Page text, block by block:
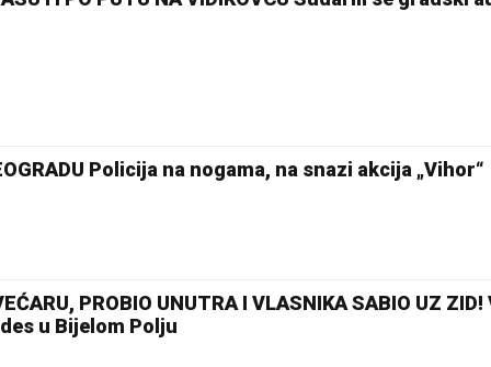
Policija na nogama, na snazi akcija „Vihor“
PROBIO UNUTRA I VLASNIKA SABIO UZ
u Bijelom Polju